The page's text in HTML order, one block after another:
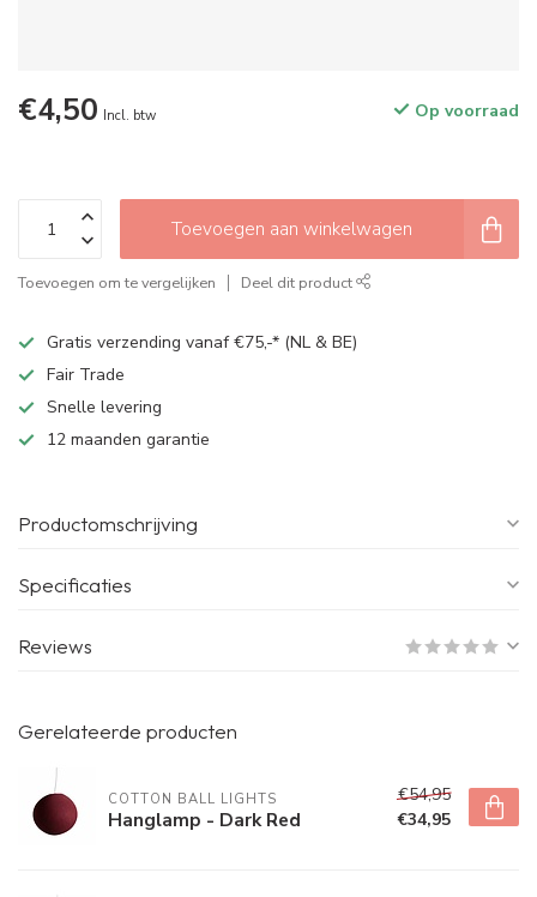
€4,50 Incl. btw Op voorraad
Toevoegen aan winkelwagen
Toevoegen om te vergelijken Deel dit product
Gratis verzending vanaf €75,-* (NL & BE)
Fair Trade
Snelle levering
12 maanden garantie
Productomschrijving
Specificaties
Reviews
Gerelateerde producten
COTTON BALL LIGHTS
Hanglamp - Dark Red
€54,95
€34,95